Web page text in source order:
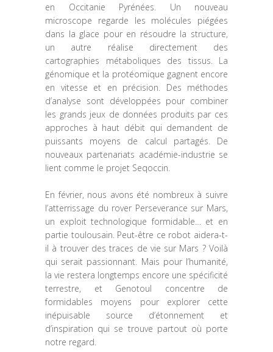
en Occitanie Pyrénées. Un nouveau
microscope regarde les molécules piégées
dans la glace pour en résoudre la structure,
un autre réalise directement des
cartographies métaboliques des tissus. La
génomique et la protéomique gagnent encore
en vitesse et en précision. Des méthodes
d’analyse sont développées pour combiner
les grands jeux de données produits par ces
approches à haut débit qui demandent de
puissants moyens de calcul partagés. De
nouveaux partenariats académie-industrie se
lient comme le projet Seqoccin.
En février, nous avons été nombreux à suivre
l’atterrissage du rover Perseverance sur Mars,
un exploit technologique formidable… et en
partie toulousain. Peut-être ce robot aidera-t-
il à trouver des traces de vie sur Mars ? Voilà
qui serait passionnant. Mais pour l’humanité,
la vie restera longtemps encore une spécificité
terrestre, et Genotoul concentre de
formidables moyens pour explorer cette
inépuisable source d’étonnement et
d’inspiration qui se trouve partout où porte
notre regard.